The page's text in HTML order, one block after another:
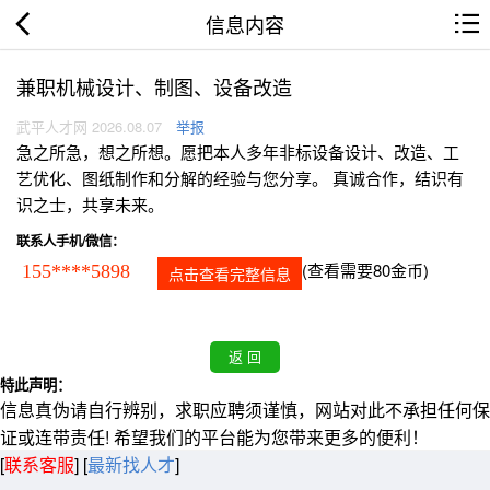
信息内容
兼职机械设计、制图、设备改造
武平人才网 2026.08.07 举报
急之所急，想之所想。愿把本人多年非标设备设计、改造、工
艺优化、图纸制作和分解的经验与您分享。 真诚合作，结识有
识之士，共享未来。
联系人手机/微信：
155****5898 点击查看完整信息 (查看需要80金币)
特此声明：
信息真伪请自行辨别，求职应聘须谨慎，网站对此不承担任何保
证或连带责任! 希望我们的平台能为您带来更多的便利！
[联系客服] [最新找人才]